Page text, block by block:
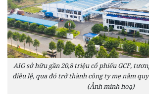
AIG sở hữu gần 20,8 triệu cổ phiếu GCF,
điều lệ, qua đó trở thành công ty mẹ nắm
(Ảnh minh hoạ)